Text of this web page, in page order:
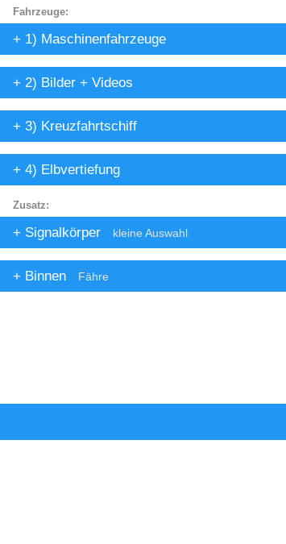
Fahrzeuge:
1) Maschinenfahrzeuge
2) Bilder + Videos
3) Kreuzfahrtschiff
4) Elbvertiefung
Zusatz:
Signalkörper kleine Auswahl
Binnen Fähre